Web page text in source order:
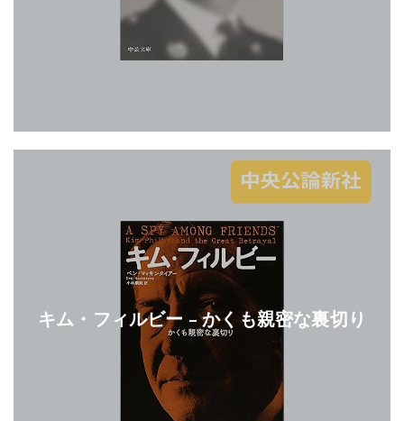
キム・フィルビー – かくも親密な裏切り